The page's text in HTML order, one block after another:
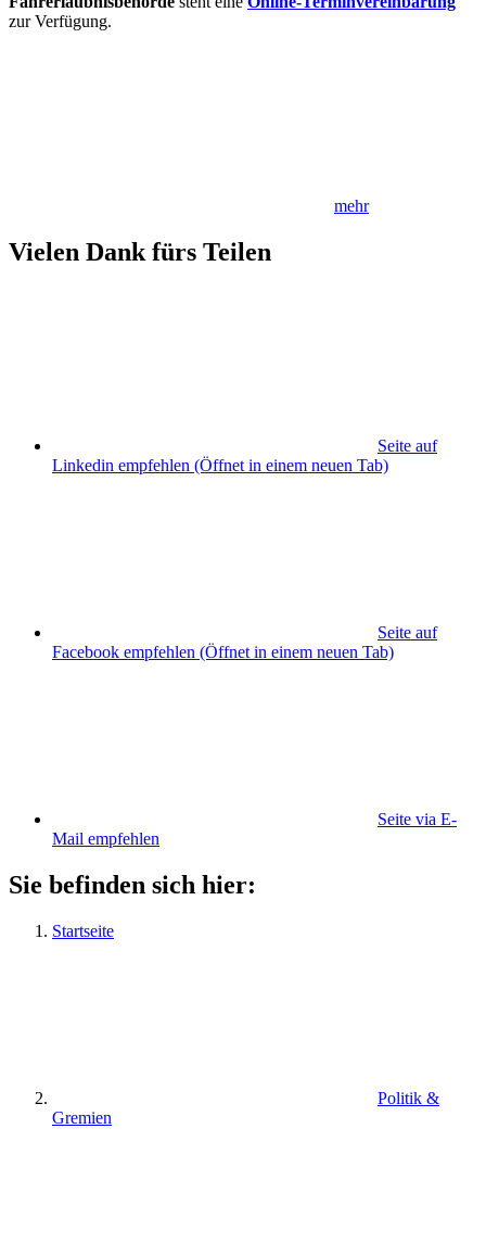
zur Verfügung.
mehr
Vielen Dank fürs Teilen
Seite auf
Linkedin empfehlen (Öffnet in einem neuen Tab)
Seite auf
Facebook empfehlen (Öffnet in einem neuen Tab)
Seite via E-
Mail empfehlen
Sie befinden sich hier:
Startseite
Politik &
Gremien